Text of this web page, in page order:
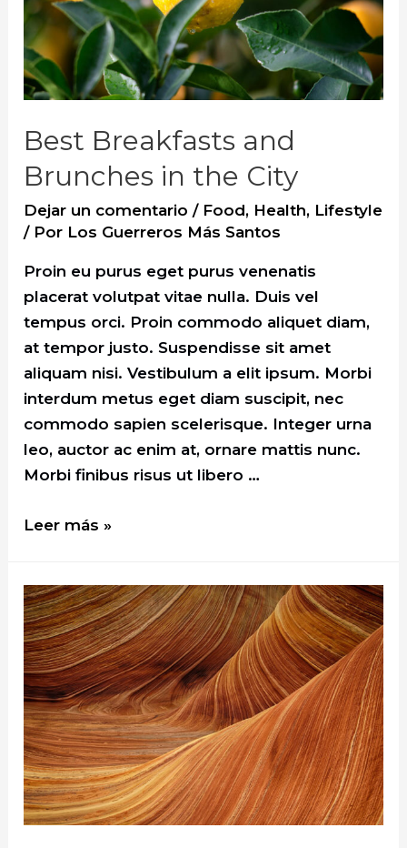
Best Breakfasts and
Brunches in the City
Dejar un comentario / Food, Health, Lifestyle
/ Por Los Guerreros Más Santos
Proin eu purus eget purus venenatis
placerat volutpat vitae nulla. Duis vel
tempus orci. Proin commodo aliquet diam,
at tempor justo. Suspendisse sit amet
aliquam nisi. Vestibulum a elit ipsum. Morbi
interdum metus eget diam suscipit, nec
commodo sapien scelerisque. Integer urna
leo, auctor ac enim at, ornare mattis nunc.
Morbi finibus risus ut libero …
Best
Brunches
in
the
City
Leer más »